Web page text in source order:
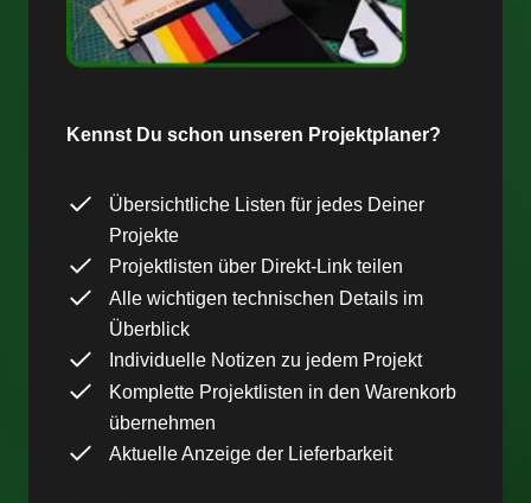
Kennst Du schon unseren Projektplaner?
Übersichtliche Listen für jedes Deiner
Projekte
Projektlisten über Direkt-Link teilen
Alle wichtigen technischen Details im
Überblick
Individuelle Notizen zu jedem Projekt
Komplette Projektlisten in den Warenkorb
übernehmen
Aktuelle Anzeige der Lieferbarkeit